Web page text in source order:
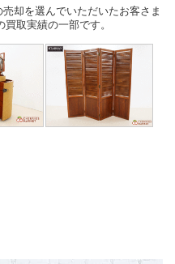
却を選んでいただいたお客さま
取実績の一部です。